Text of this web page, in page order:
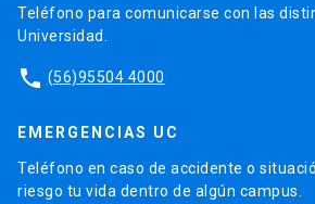
Teléfono para comunicarse con las
Universidad.
phone (56)95504 4000
EMERGENCIAS UC
Teléfono en caso de accidente o
riesgo tu vida dentro de algún campus.